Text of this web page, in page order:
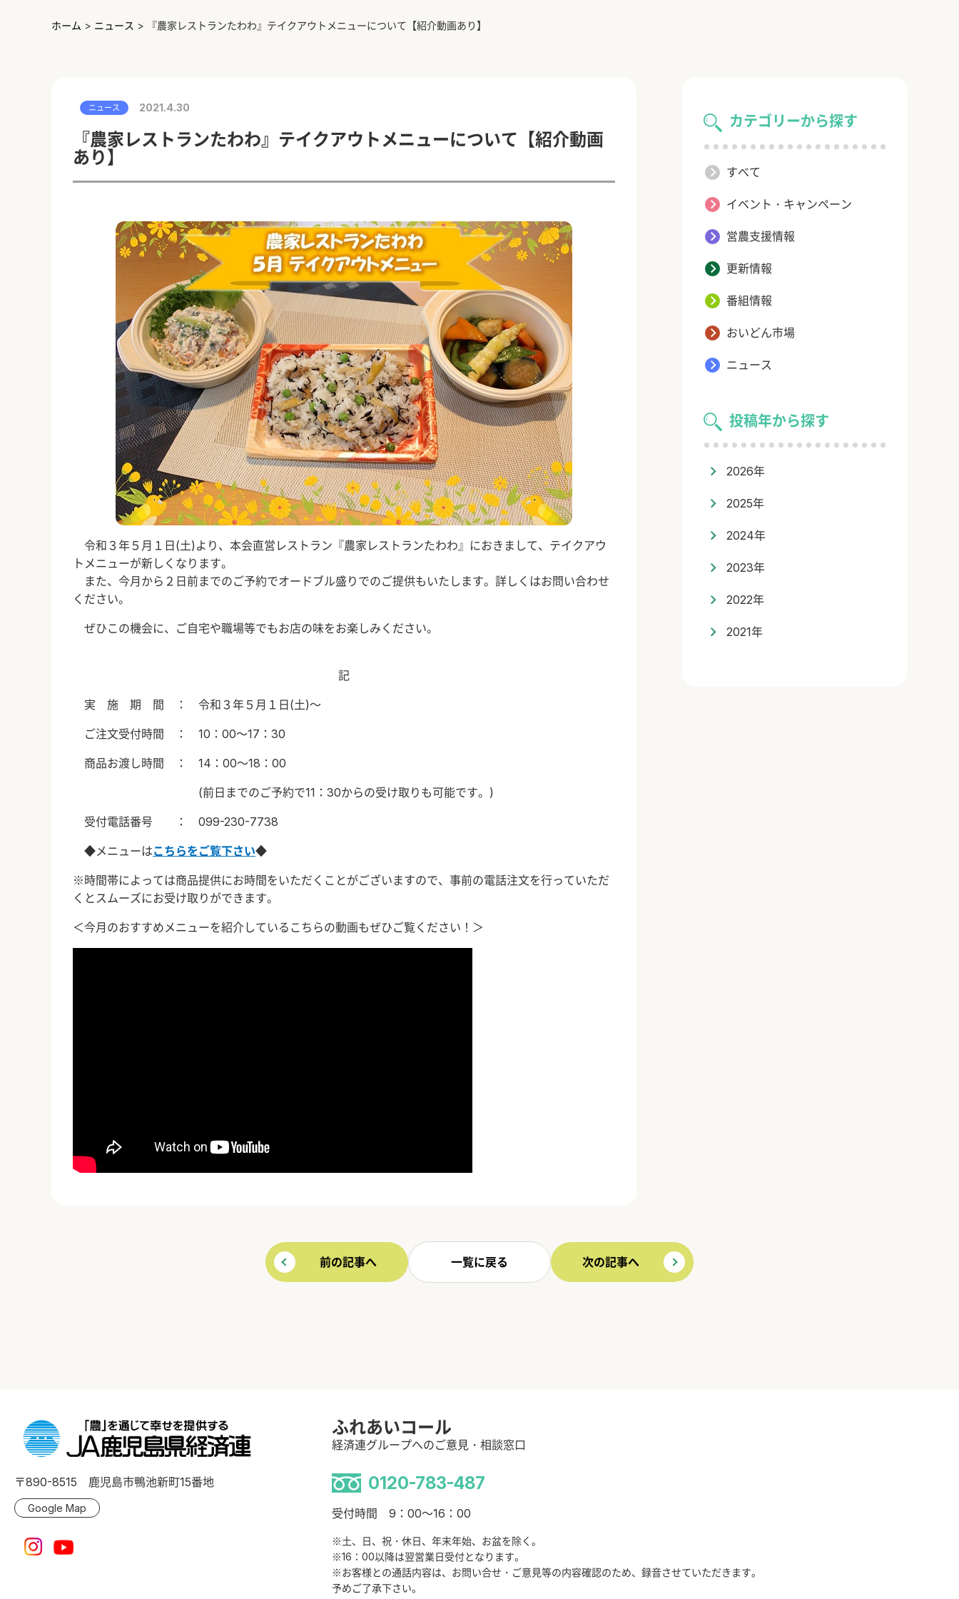
ホーム > ニュース > 『農家レストランたわわ』テイクアウトメニューについて【紹介動画あり】
カテゴリーから探す
すべて
イベント・キャンペーン
営農支援情報
更新情報
番組情報
おいどん市場
ニュース
投稿年から探す
2026年
2025年
2024年
2023年
2022年
2021年
ニュース 2021.4.30
『農家レストランたわわ』テイクアウトメニューについて【紹介動画
あり】
令和３年５月１日 (土) より、本会直営レストラン『農家レストランたわわ』におきまして、テイクアウ
トメニューが新しくなります。
また、今月から２日前までのご予約でオードブル盛りでのご提供もいたします。詳しくはお問い合わせ
ください。
ぜひこの機会に、ご自宅や職場等でもお店の味をお楽しみください。
記
実 施 期 間 ： 令和３年５月１日 (土)～
ご注文受付時間 ： 10 ： 00～17 ： 30
商品お渡し時間 ： 14 ： 00～18 ： 00
(前日までのご予約で11 ： 30からの受け取りも可能です。 )
受付電話番号 ： 099-230-7738
◆メニューはこちらをご覧下さい◆
※時間帯によっては商品提供にお時間をいただくことがございますので、事前の電話注文を行っていただ
くとスムーズにお受け取りができます。
＜今月のおすすめメニューを紹介しているこちらの動画もぜひご覧ください！＞
前の記事へ 一覧に戻る 次の記事へ
〒890-8515 鹿児島市鴨池新町15番地
Google Map
ふれあいコール
経済連グループへのご意見・相談窓口
0120-783-487
受付時間 9：00～16：00
※土、日、祝・休日、年末年始、お盆を除く。
※16：00以降は翌営業日受付となります。
※お客様との通話内容は、お問い合せ・ご意見等の内容確認のため、録音させていただきます。
予めご了承下さい。